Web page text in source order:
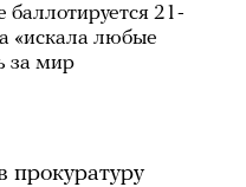
баллотируется 21-
«искала любые
за мир
прокуратуру